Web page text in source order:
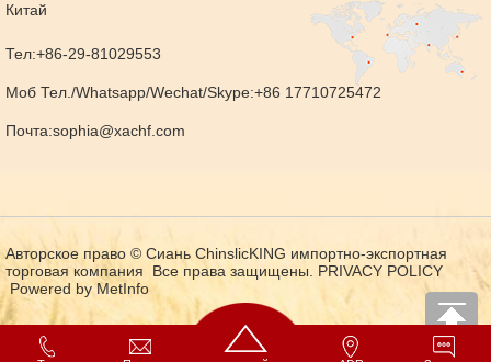
Китай
Тел:+86-29-81029553
Моб Тел./Whatsapp/Wechat/Skype:+86 17710725472
Почта:sophia@xachf.com
Авторское право © Сиань ChinslicKING импортно-экспортная
торговая компания Все права защищены. PRIVACY POLICY
Powered by MetInfo